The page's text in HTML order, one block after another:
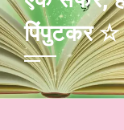
पिंपुटकर ☆